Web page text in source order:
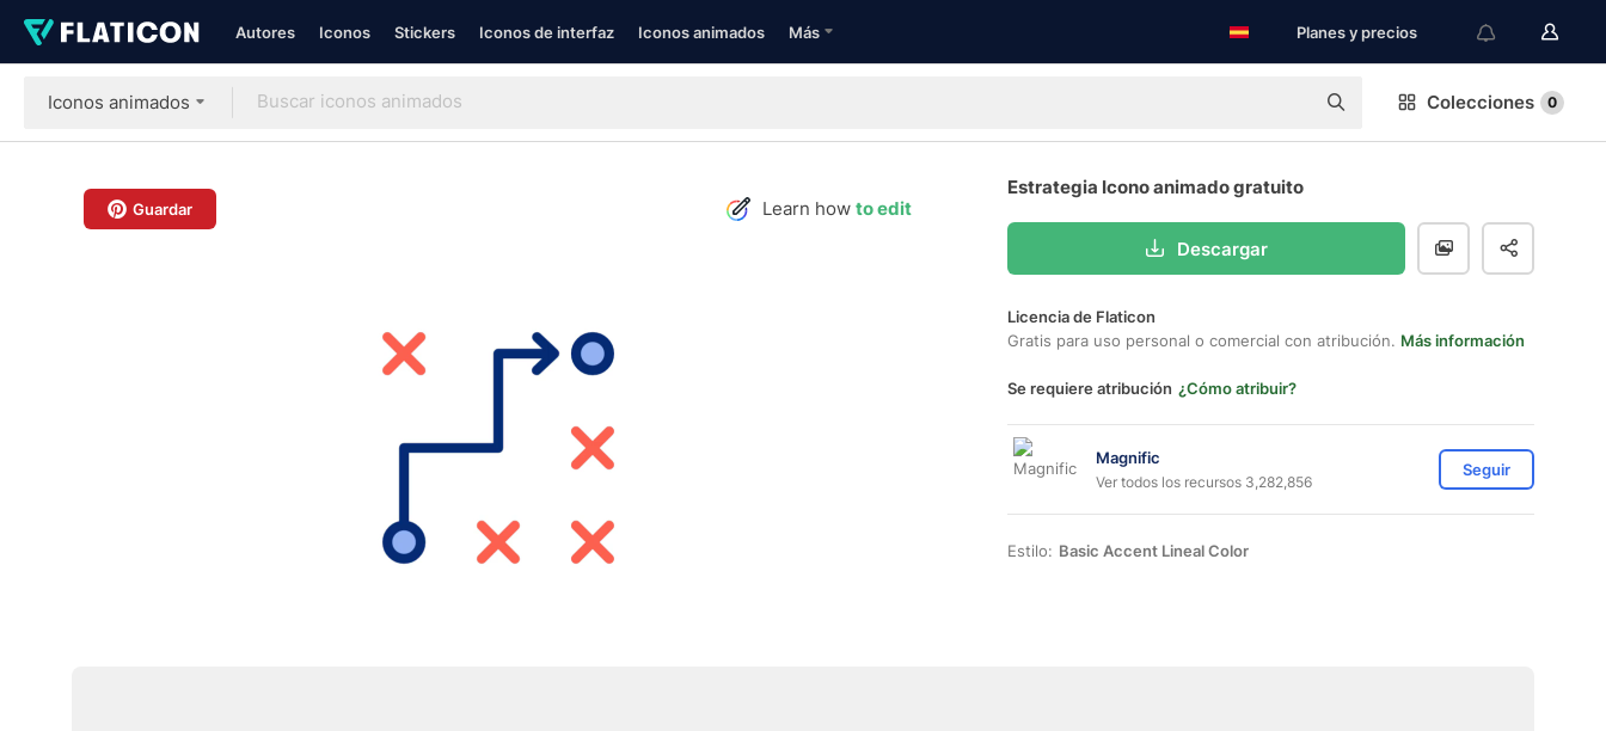
Autores Iconos Stickers Iconos de interfaz Iconos animados Más Planes y precios
Iconos animados Colecciones 0
Guardar Learn how to edit
Estrategia Icono animado gratuito
Descargar
Licencia de Flaticon
Gratis para uso personal o comercial con atribución. Más información
Se requiere atribución ¿Cómo atribuir?
Magnific
Ver todos los recursos 3,282,856
Seguir
Estilo: Basic Accent Lineal Color